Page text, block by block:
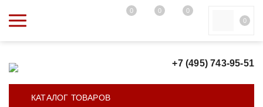
0 0
0
0
+7 (495) 743-95-51
КАТАЛОГ ТОВАРОВ